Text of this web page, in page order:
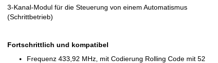
3-Kanal-Modul für die Steuerung von einem Automatismus
(Schrittbetrieb)
Fortschrittlich und kompatibel
Frequenz 433,92 MHz, mit Codierung Rolling Code mit 52